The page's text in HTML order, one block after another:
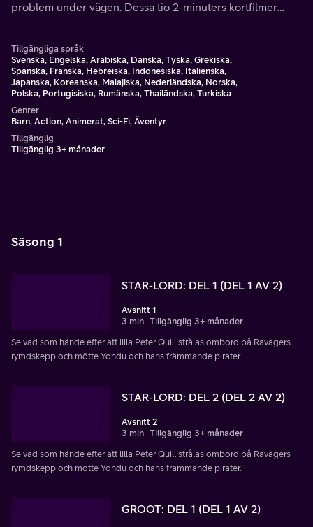
problem under vägen. Dessa tio 2-minuters kortfilmer
Tillgängliga språk
Svenska, Engelska, Arabiska, Danska, Tyska, Grekiska,
Spanska, Franska, Hebreiska, Indonesiska, Italienska,
Japanska, Koreanska, Malajiska, Nederländska, Norska,
Polska, Portugisiska, Rumänska, Thailändska, Turkiska
Genrer
Barn, Action, Animerat, Sci-Fi, Äventyr
Tillgänglig
Tillgänglig 3+ månader
Säsong 1
STAR-LORD: DEL 1 (DEL 1 AV 2)
Avsnitt 1
3 min Tillgänglig 3+ månader
Se vad som hände efter att lilla Peter Quill strålas ombord på Ravagers
rymdskepp och mötte Yondu och hans främmande pirater.
STAR-LORD: DEL 2 (DEL 2 AV 2)
Avsnitt 2
3 min Tillgänglig 3+ månader
Se vad som hände efter att lilla Peter Quill strålas ombord på Ravagers
rymdskepp och mötte Yondu och hans främmande pirater.
GROOT: DEL 1 (DEL 1 AV 2)